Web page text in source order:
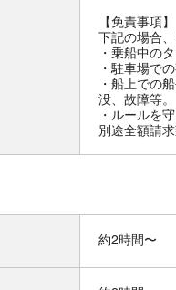
【免責事項】
下記の場合
・乗船中の
・駐車場で
・船上での
没、故障等。
・ルールを
別途全額請求
約2時間〜